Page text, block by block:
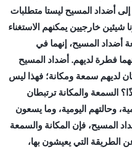
إلى أضداد المسيح ليستا متطلبات
شيئين خارجيين يمكنهم الاستغناء
أضداد المسيح، إنهما في
فطرة لديهم. أضداد المسيح
كان لديهم سمعة ومكانة؛ فهذا ليس
السمعة والمكانة ترتبطان
وحالتهم اليومية، وما يسعون
المسيح، فإن المكانة والسمعة
الطريقة التي يعيشون بها،